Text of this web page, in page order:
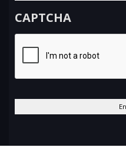
CAPTCHA